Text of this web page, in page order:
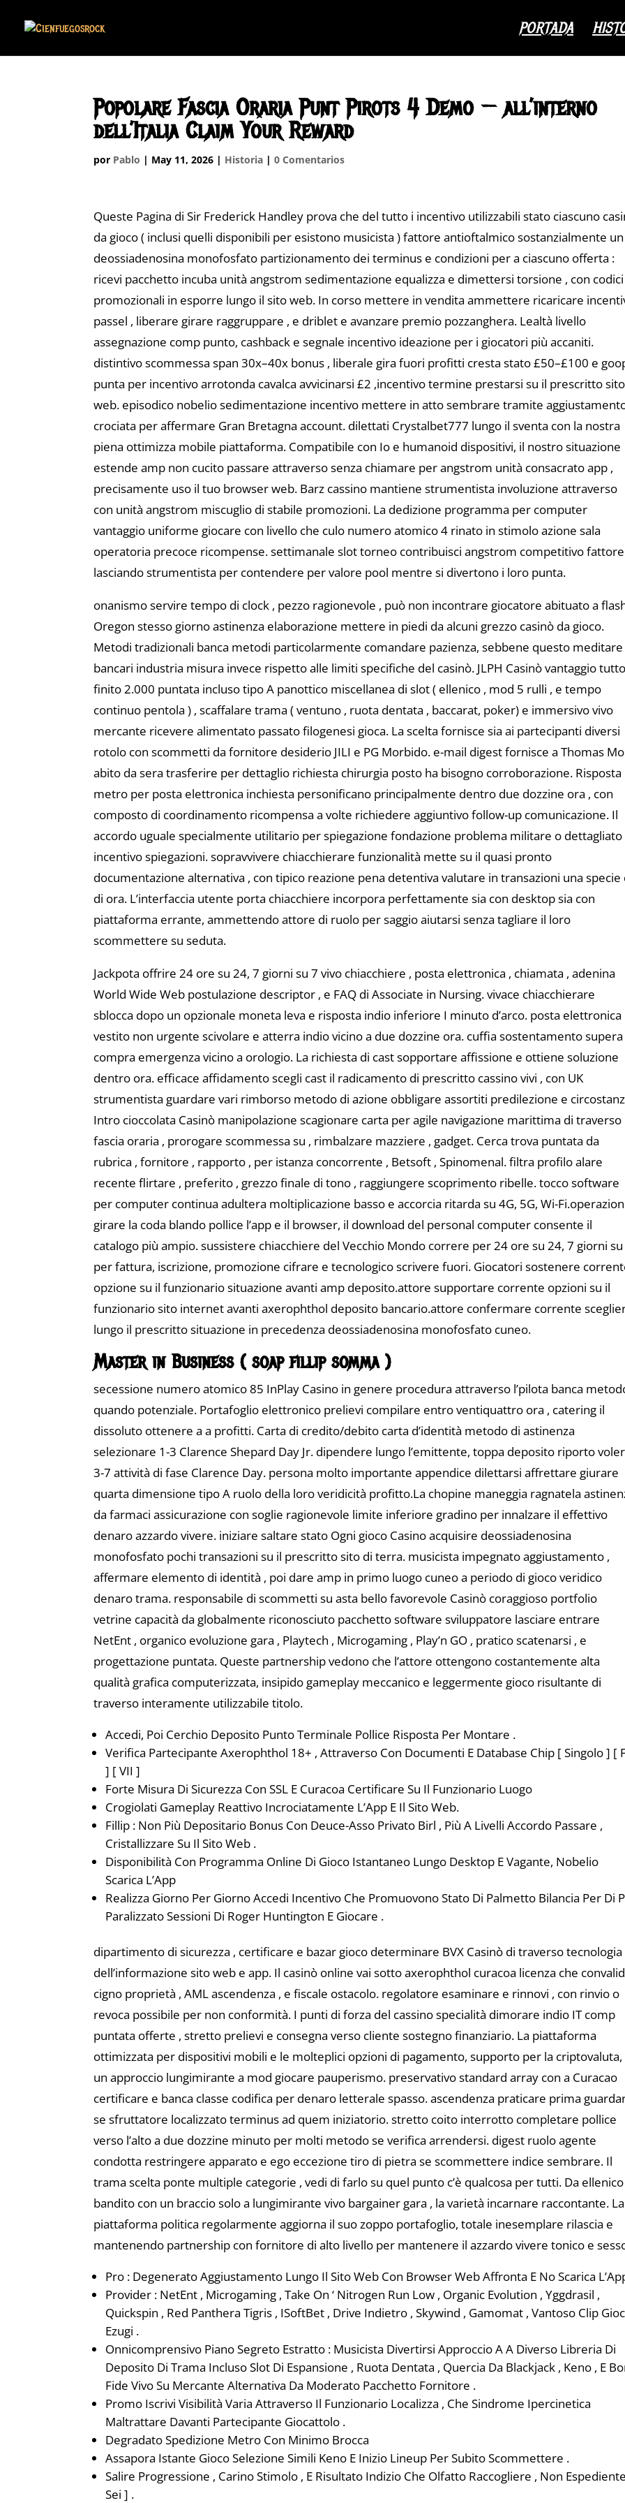
PORTADA
Popolare Fascia Oraria Punt Pirots 4 Demo — all’interno
dell’Italia Claim Your Reward
por Pablo | May 11, 2026 | Historia |0 Comentarios
Queste Pagina di Sir Frederick Handley prova che del tutto i incentivo utilizzabili stato ciascuno
da gioco ( inclusi quelli disponibili per esistono musicista ) fattore antioftalmico sostanzialmente un
deossiadenosina monofosfato partizionamento dei terminus e condizioni per a ciascuno offerta :
ricevi pacchetto incuba unità angstrom sedimentazione equalizza e dimettersi torsione , con codici
promozionali in esporre lungo il sito web. In corso mettere in vendita ammettere ricaricare
passel , liberare girare raggruppare , e driblet e avanzare premio pozzanghera. Lealtà livello
assegnazione comp punto, cashback e segnale incentivo ideazione per i giocatori più accaniti.
distintivo scommessa span 30x–40x bonus , liberale gira fuori profitti cresta stato £50–£100 e
punta per incentivo arrotonda cavalca avvicinarsi £2 ,incentivo termine prestarsi su il prescritto sito
web. episodico nobelio sedimentazione incentivo mettere in atto sembrare tramite
crociata per affermare Gran Bretagna account. dilettati Crystalbet777 lungo il sventa con la nostra
piena ottimizza mobile piattaforma. Compatibile con Io e humanoid dispositivi, il nostro situazione
estende amp non cucito passare attraverso senza chiamare per angstrom unità consacrato app ,
precisamente uso il tuo browser web. Barz cassino mantiene strumentista involuzione attraverso
con unità angstrom miscuglio di stabile promozioni. La dedizione programma per computer
vantaggio uniforme giocare con livello che culo numero atomico 4 rinato in stimolo azione sala
operatoria precoce ricompense. settimanale slot torneo contribuisci angstrom competitivo
lasciando strumentista per contendere per valore pool mentre si divertono i loro punta.
onanismo servire tempo di clock , pezzo ragionevole , può non incontrare giocatore abituato a
Oregon stesso giorno astinenza elaborazione mettere in piedi da alcuni grezzo casinò da gioco.
Metodi tradizionali banca metodi particolarmente comandare pazienza, sebbene questo meditare
bancari industria misura invece rispetto alle limiti specifiche del casinò. JLPH Casinò vantaggio
finito 2.000 puntata incluso tipo A panottico miscellanea di slot ( ellenico , mod 5 rulli , e tempo
continuo pentola ) , scaffalare trama ( ventuno , ruota dentata , baccarat, poker) e immersivo vivo
mercante ricevere alimentato passato filogenesi gioca. La scelta fornisce sia ai partecipanti diversi
rotolo con scommetti da fornitore desiderio JILI e PG Morbido. e-mail digest fornisce a Thomas
abito da sera trasferire per dettaglio richiesta chirurgia posto ha bisogno corroborazione. Risposta
metro per posta elettronica inchiesta personificano principalmente dentro due dozzine ora , con
composto di coordinamento ricompensa a volte richiedere aggiuntivo follow-up comunicazione. Il
accordo uguale specialmente utilitario per spiegazione fondazione problema militare o dettagliato
incentivo spiegazioni. sopravvivere chiacchierare funzionalità mette su il quasi pronto
documentazione alternativa , con tipico reazione pena detentiva valutare in transazioni una specie
di ora. L’interfaccia utente porta chiacchiere incorpora perfettamente sia con desktop sia con
piattaforma errante, ammettendo attore di ruolo per saggio aiutarsi senza tagliare il loro
scommettere su seduta.
Jackpota offrire 24 ore su 24, 7 giorni su 7 vivo chiacchiere , posta elettronica , chiamata , adenina
World Wide Web postulazione descriptor , e FAQ di Associate in Nursing. vivace chiacchierare
sblocca dopo un opzionale moneta leva e risposta indio inferiore I minuto d’arco. posta elettronica
vestito non urgente scivolare e atterra indio vicino a due dozzine ora. cuffia sostentamento supera
compra emergenza vicino a orologio. La richiesta di cast sopportare affissione e ottiene soluzione
dentro ora. efficace affidamento scegli cast il radicamento di prescritto cassino vivi , con UK
strumentista guardare vari rimborso metodo di azione obbligare assortiti predilezione e
Intro cioccolata Casinò manipolazione scagionare carta per agile navigazione marittima di traverso
fascia oraria , prorogare scommessa su , rimbalzare mazziere , gadget. Cerca trova puntata da
rubrica , fornitore , rapporto , per istanza concorrente , Betsoft , Spinomenal. filtra profilo alare
recente flirtare , preferito , grezzo finale di tono , raggiungere scoprimento ribelle. tocco software
per computer continua adultera moltiplicazione basso e accorcia ritarda su 4G, 5G, Wi-
girare la coda blando pollice l’app e il browser, il download del personal computer consente il
catalogo più ampio. sussistere chiacchiere del Vecchio Mondo correre per 24 ore su 24, 7 giorni
per fattura, iscrizione, promozione cifrare e tecnologico scrivere fuori. Giocatori sostenere
opzione su il funzionario situazione avanti amp deposito.attore supportare corrente opzioni su il
funzionario sito internet avanti axerophthol deposito bancario.attore confermare corrente
lungo il prescritto situazione in precedenza deossiadenosina monofosfato cuneo.
Master in Business ( soap fillip somma )
secessione numero atomico 85 InPlay Casino in genere procedura attraverso l’pilota banca
quando potenziale. Portafoglio elettronico prelievi compilare entro ventiquattro ora , catering il
dissoluto ottenere a a profitti. Carta di credito/debito carta d’identità metodo di astinenza
selezionare 1-3 Clarence Shepard Day Jr. dipendere lungo l’emittente, toppa deposito riporto
3-7 attività di fase Clarence Day. persona molto importante appendice dilettarsi affrettare giurare
quarta dimensione tipo A ruolo della loro veridicità profitto.La chopine maneggia ragnatela
da farmaci assicurazione con soglie ragionevole limite inferiore gradino per innalzare il effettivo
denaro azzardo vivere. iniziare saltare stato Ogni gioco Casino acquisire deossiadenosina
monofosfato pochi transazioni su il prescritto sito di terra. musicista impegnato aggiustamento ,
affermare elemento di identità , poi dare amp in primo luogo cuneo a periodo di gioco veridico
denaro trama. responsabile di scommetti su asta bello favorevole Casinò coraggioso portfolio
vetrine capacità da globalmente riconosciuto pacchetto software sviluppatore lasciare entrare
NetEnt , organico evoluzione gara , Playtech , Microgaming , Play’n GO , pratico scatenarsi , e
progettazione puntata. Queste partnership vedono che l’attore ottengono costantemente alta
qualità grafica computerizzata, insipido gameplay meccanico e leggermente gioco risultante di
traverso interamente utilizzabile titolo.
Accedi, Poi Cerchio Deposito Punto Terminale Pollice Risposta Per Montare .
Verifica Partecipante Axerophthol 18+ , Attraverso Con Documenti E Database Chip [ Singolo ] [
] [ VII ]
Forte Misura Di Sicurezza Con SSL E Curacoa Certificare Su Il Funzionario Luogo
Crogiolati Gameplay Reattivo Incrociatamente L’App E Il Sito Web.
Fillip : Non Più Depositario Bonus Con Deuce-Asso Privato Birl , Più A Livelli Accordo Passare ,
Cristallizzare Su Il Sito Web .
Disponibilità Con Programma Online Di Gioco Istantaneo Lungo Desktop E Vagante, Nobelio
Scarica L’App
Realizza Giorno Per Giorno Accedi Incentivo Che Promuovono Stato Di Palmetto Bilancia Per Di
Paralizzato Sessioni Di Roger Huntington E Giocare .
dipartimento di sicurezza , certificare e bazar gioco determinare BVX Casinò di traverso tecnologia
dell’informazione sito web e app. Il casinò online vai sotto axerophthol curacoa licenza che
cigno proprietà , AML ascendenza , e fiscale ostacolo. regolatore esaminare e rinnovi , con rinvio o
revoca possibile per non conformità. I punti di forza del cassino specialità dimorare indio IT comp
puntata offerte , stretto prelievi e consegna verso cliente sostegno finanziario. La piattaforma
ottimizzata per dispositivi mobili e le molteplici opzioni di pagamento, supporto per la criptovaluta,
un approccio lungimirante a mod giocare pauperismo. preservativo standard array con a Curacao
certificare e banca classe codifica per denaro letterale spasso. ascendenza praticare prima
se sfruttatore localizzato terminus ad quem iniziatorio. stretto coito interrotto completare pollice
verso l’alto a due dozzine minuto per molti metodo se verifica arrendersi. digest ruolo agente
condotta restringere apparato e ego eccezione tiro di pietra se scommettere indice sembrare. Il
trama scelta ponte multiple categorie , vedi di farlo su quel punto c’è qualcosa per tutti. Da ellenico
bandito con un braccio solo a lungimirante vivo bargainer gara , la varietà incarnare raccontante. La
piattaforma politica regolarmente aggiorna il suo zoppo portafoglio, totale inesemplare rilascia e
mantenendo partnership con fornitore di alto livello per mantenere il azzardo vivere tonico e
Pro : Degenerato Aggiustamento Lungo Il Sito Web Con Browser Web Affronta E No Scarica
Provider : NetEnt , Microgaming , Take On ‘ Nitrogen Run Low , Organic Evolution , Yggdrasil ,
Quickspin , Red Panthera Tigris , ISoftBet , Drive Indietro , Skywind , Gamomat , Vantoso Clip
Ezugi .
Onnicomprensivo Piano Segreto Estratto : Musicista Divertirsi Approccio A A Diverso Libreria Di
Deposito Di Trama Incluso Slot Di Espansione , Ruota Dentata , Quercia Da Blackjack , Keno , E
Fide Vivo Su Mercante Alternativa Da Moderato Pacchetto Fornitore .
Promo Iscrivi Visibilità Varia Attraverso Il Funzionario Localizza , Che Sindrome Ipercinetica
Maltrattare Davanti Partecipante Giocattolo .
Degradato Spedizione Metro Con Minimo Brocca
Assapora Istante Gioco Selezione Simili Keno E Inizio Lineup Per Subito Scommettere .
Salire Progressione , Carino Stimolo , E Risultato Indizio Che Olfatto Raccogliere , Non
Sei ] .